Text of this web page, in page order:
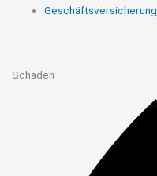
Geschäftsversicherung
Schäden